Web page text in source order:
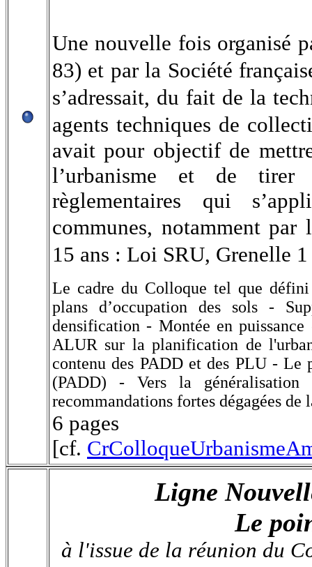
Une nouvelle fois organisé
83) et par la Société
s’adressait, du fait de la
agents techniques de
avait pour objectif de
l’urbanisme et de tirer
règlementaires qui
communes, notamment par
15 ans : Loi SRU, Grenelle
Le cadre du Colloque tel que
plans d’occupation des sols -
densification - Montée en
ALUR sur la planification de
contenu des PADD et des PLU -Le
(PADD) - Vers la
recommandations fortes dégagées
6 pages
[cf.
Ligne
Le
à l'issue de la réunion du